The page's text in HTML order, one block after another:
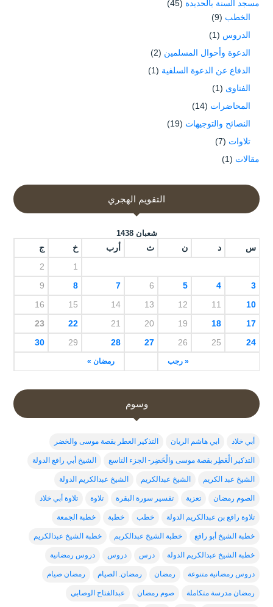
مسجد السنة بالحديدة (45)
الخطب (9)
الدروس (1)
الدعوة وأحوال المسلمين (2)
الدفاع عن الدعوة السلفية (1)
الفتاوى (1)
المحاضرات (14)
النصائح والتوجيهات (19)
تلاوات (7)
مقالات (1)
التقويم الهجري
شعبان 1438
س د ن ث أرب خ ج
« رجب رمضان »
1
2
3
4
5
6
7
8
9
10
11
12
13
14
15
16
17
18
19
20
21
22
23
24
25
26
27
28
29
30
وسوم
أبي خلاد ابي هاشم الريان التذكير العطر بقصة موسى والخضر
التذكير الْعَطِر بقصة موسى والْخَضِر- الجزء التاسع الشيخ أبي رافع الدولة
الشيخ عبد الكريم الشيخ عبدالكريم الشيخ عبدالكريم الدولة
الصوم رمضان تعزية تفسير سورة البقرة تلاوة تلاوة أبي خلاد
تلاوة رافع بن عبدالكريم الدولة خطب خطبة خطبة الجمعة
خطبة الشيخ أبو رافع خطبة الشيخ عبدالكربم خطبة الشيخ عبدالكريم
خطبة الشيخ عبدالكريم الدولة درس دروس دروس رمضانية
دروس رمضانية متنوعة رمضان رمضان. الصيام رمضان صيام
رمضان مدرسة متكاملة صوم رمضان عبدالفتاح الوصابي